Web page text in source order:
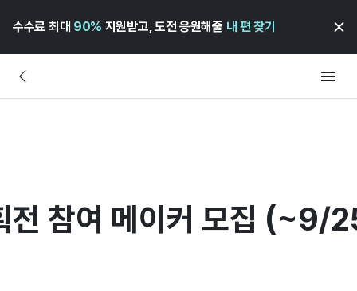
수수료 최대 90% 지원받고, 도전 응원해줄 내 편 찾기
전 참여 메이커 모집 (~9/